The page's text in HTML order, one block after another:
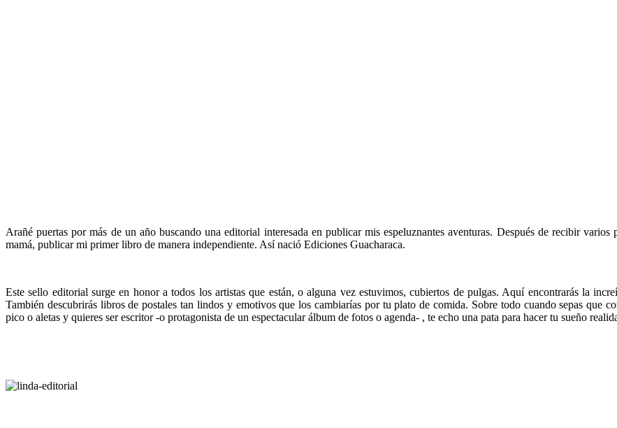
Arañé puertas por más de un año buscando una editorial interesada en publicar mis espeluznantes aventuras. Después de recibir
mamá, publicar mi primer libro de manera independiente. Así nació Ediciones Guacharaca.
Este sello editorial surge en honor a todos los artistas que están, o alguna vez estuvimos, cubiertos de pulgas. Aquí encontrarás la
También descubrirás libros de postales tan lindos y emotivos que los cambiarías por tu plato de comida. Sobre todo cuando sepas que
pico o aletas y quieres ser escritor -o protagonista de un espectacular álbum de fotos o agenda- , te echo una pata para hacer tu sueño